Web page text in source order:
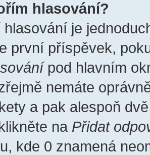
hlasování?
je
první příspěvek,
pod hlavním
nemáte
a pak alespoň
na Přidat
kde 0 znamená